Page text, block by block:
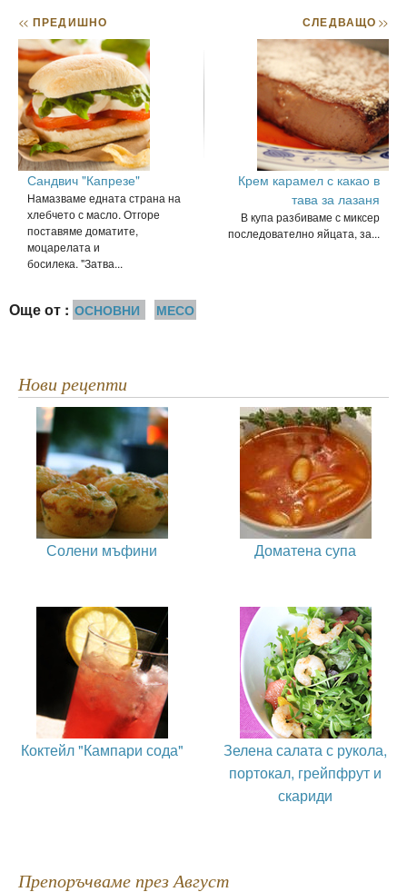
<< ПРЕДИШНО
Сандвич "Капрезе"
Намазваме едната страна на
хлебчето с масло. Отгоре
поставяме доматите,
моцарелата и
босилека. "Затва...
СЛЕДВАЩО>>
Крем карамел с какао в
тава за лазаня
В купа разбиваме с миксер
последователно яйцата, за...
Още от : ОСНОВНИ МЕСО
Нови рецепти
Солени мъфини Доматена супа
Коктейл "Кампари сода"
Зелена салата с рукола,
портокал, грейпфрут и
скариди
Препоръчваме през Август